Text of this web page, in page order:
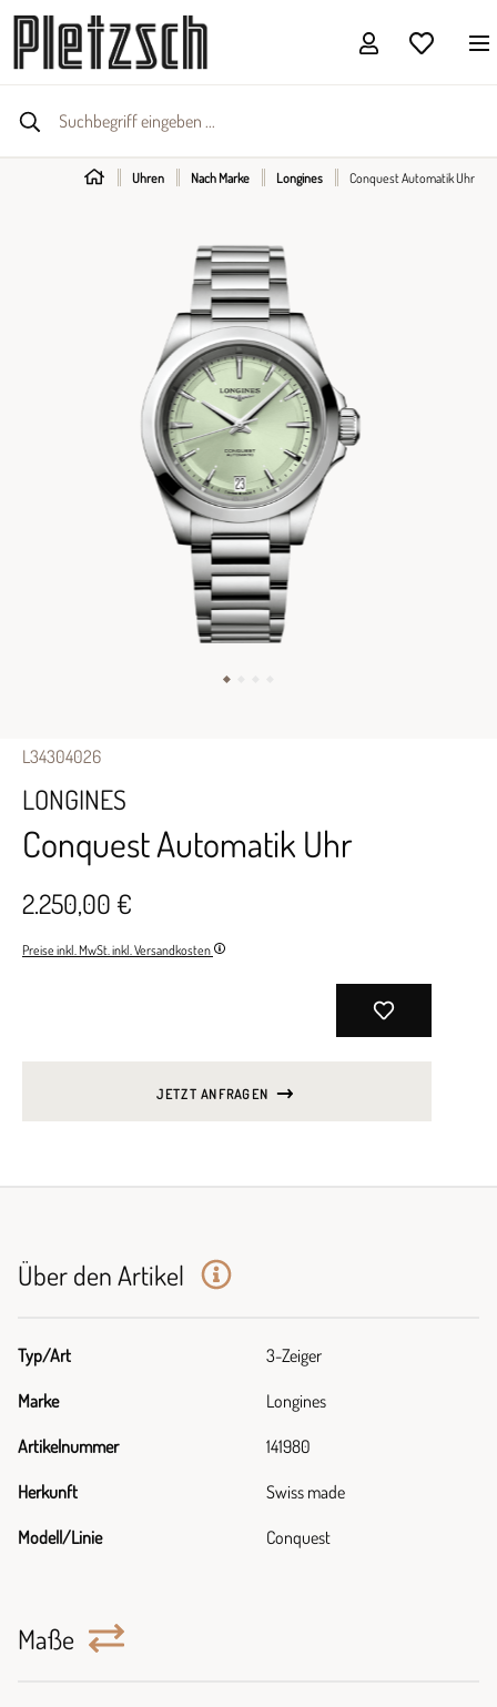
Uhren Nach Marke Longines Conquest Automatik Uhr
L34304026
LONGINES
Conquest Automatik Uhr
2.250,00 €
Preise inkl. MwSt. inkl. Versandkosten
JETZT ANFRAGEN
Über den Artikel
Typ/Art 3-Zeiger
Marke Longines
Artikelnummer 141980
Herkunft Swiss made
Modell/Linie Conquest
Maße